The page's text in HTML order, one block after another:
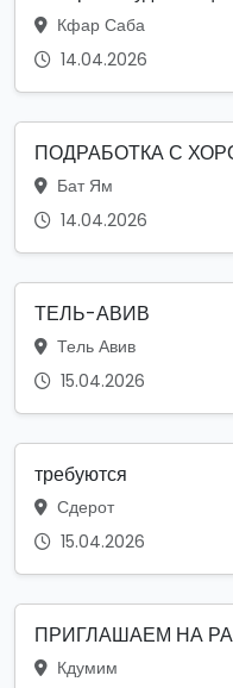
Кфар Саба
14.04.2026
ПОДРАБОТКА С
Бат Ям
14.04.2026
ТЕЛЬ-АВИВ
Тель Авив
15.04.2026
требуются
Сдерот
15.04.2026
ПРИГЛАШАЕМ НА
Кдумим